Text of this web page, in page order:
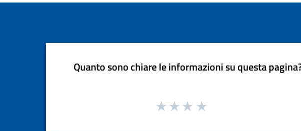
Quanto sono chiare le informazioni su questa